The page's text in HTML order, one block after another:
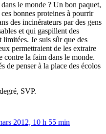
le monde ? Un bon paquet,
bonnes proteines à pourrir
des incinérateurs par des gens
et qui gaspillent des
Je suis sûr que des
permettraient de les extraire
contre la faim dans le monde.
de penser à la place des écolos
SVP.
2012, 10 h 55 min